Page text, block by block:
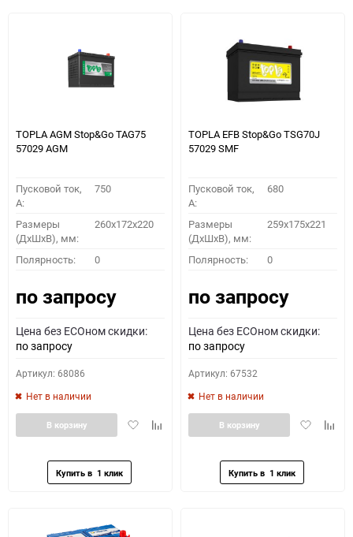
TOPLA AGM Stop&Go TAG75
57029 AGM
Пусковой ток,
A:
750
Размеры
(ДхШхВ), мм:
260x172x220
Полярность: 0
по запросу
Цена без ECOном скидки:
по запросу
Артикул: 68086
Нет в наличии
ДобавитьДобавить
В корзину
TOPLA EFB Stop&Go TSG70J
57029 SMF
Пусковой ток,
A:
680
Размеры
(ДхШхВ), мм:
259x175x221
Полярность: 0
по запросу
Цена без ECOном скидки:
по запросу
Артикул: 67532
Нет в наличии
Добавить
В корзину